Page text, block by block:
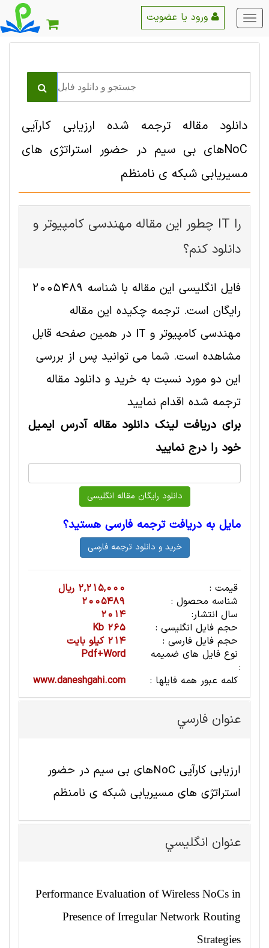
منو
اصلی
دانلود مقاله ترجمه شده ارزیابی کارآیی
NoCهای بی سیم در حضور استراتژی های
مسیریابی شبکه ی نامنظم
چطور این مقاله مهندسی کامپیوتر و IT را
دانلود کنم؟
فایل انگلیسی این مقاله با شناسه 2005489
رایگان است. ترجمه چکیده این مقاله
مهندسی کامپیوتر و IT در همین صفحه قابل
مشاهده است. شما می توانید پس از بررسی
این دو مورد نسبت به خرید و دانلود مقاله
ترجمه شده اقدام نمایید
برای دریافت لینک دانلود مقاله آدرس ایمیل
خود را درج نمایید
مایل به دریافت ترجمه فارسی هستید؟
قیمت :
2,215,000 ریال
شناسه محصول :
2005489
سال انتشار:
2014
حجم فایل انگلیسی :
265 Kb
حجم فایل فارسی :
214 کیلو بایت
نوع فایل های ضمیمه
:
Pdf+Word
کلمه عبور همه فایلها :
www.daneshgahi.com
عنوان فارسي
ارزیابی کارآیی NoCهای بی سیم در حضور
استراتژی های مسیریابی شبکه ی نامنظم
عنوان انگليسي
Performance Evaluation of Wireless NoCs in
Presence of Irregular Network Routing
Strategies